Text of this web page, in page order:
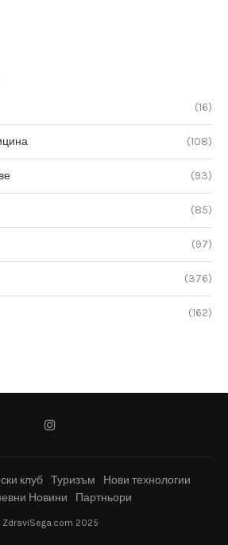
(16)
(108)
(93)
(85)
(97)
(376)
(162)
клуб Туризъм
Нови технологии
Новини
Партньори
ZdraviSega.com 2025